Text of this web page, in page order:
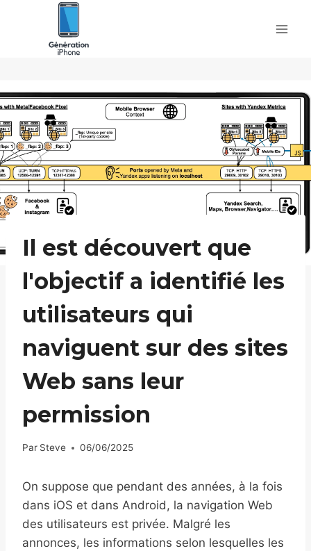
Il est découvert que
l'objectif a identifié les
utilisateurs qui
naviguent sur des sites
Web sans leur
permission
Par Steve 06/06/2025
On suppose que pendant des années, à la fois
dans iOS et dans Android, la navigation Web
des utilisateurs est privée. Malgré les
annonces, les informations selon lesquelles les